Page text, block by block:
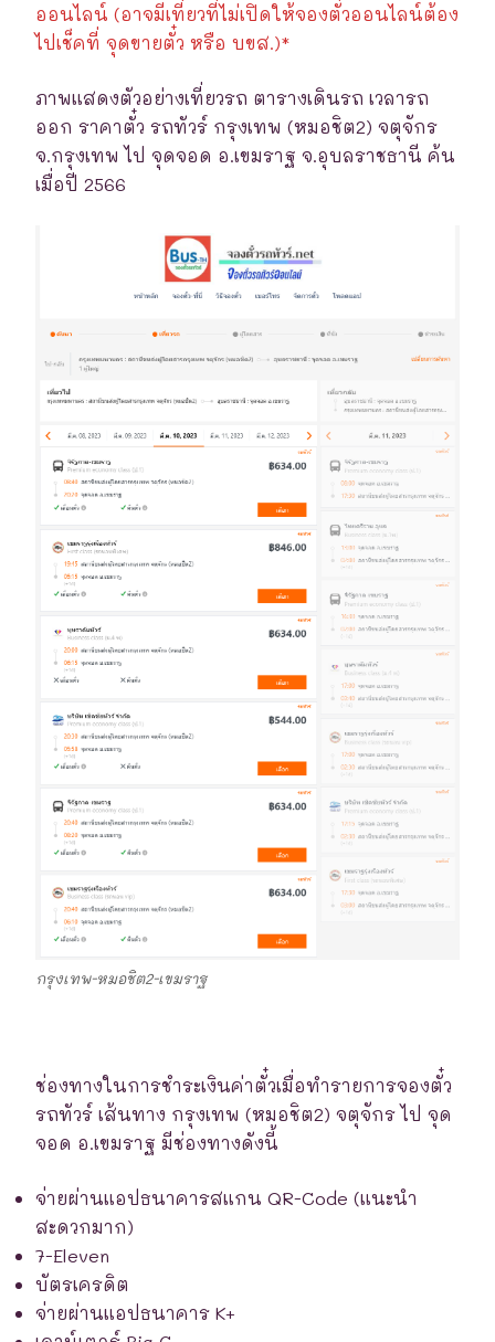
ออนไลน์ (อาจมีเที่ยวที่ไม่เปิดให้จองตั๋วออนไลน์ต้อง
ไปเช็คที่ จุดขายตั๋ว หรือ บขส.)*
ภาพแสดงตัวอย่างเที่ยวรถ ตารางเดินรถ เวลารถ
ออก ราคาตั๋ว รถทัวร์ กรุงเทพ (หมอชิต2) จตุจักร
จ.กรุงเทพ ไป จุดจอด อ.เขมราฐ จ.อุบลราชธานี ค้น
เมื่อปี 2566
กรุงเทพ-หมอชิต2-เขมราฐ
ช่องทางในการชำระเงินค่าตั๋วเมื่อทำรายการจองตั๋ว
รถทัวร์ เส้นทาง กรุงเทพ (หมอชิต2) จตุจักร ไป จุด
จอด อ.เขมราฐ มีช่องทางดังนี้
จ่ายผ่านแอปธนาคารสแกน QR-Code (แนะนำ
สะดวกมาก)
7-Eleven
บัตรเครดิต
จ่ายผ่านแอปธนาคาร K+